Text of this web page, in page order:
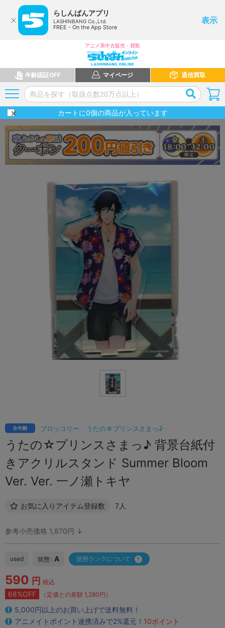
らしんばんアプリ
LASHINBANG Co.,Ltd.
FREE - On the App Store
表示
アニメ系中古販売・買取
年齢認証OFF マイページ 通信買取
カートに0個の商品が入っています
ブロッコリー うたの☆プリンスさまっ♪
全年齢
うたの☆プリンスさまっ♪ 背景台紙付
きアクリルスタンド Summer Bloom
Ver. Ver. 一ノ瀬トキヤ
お気に入りアイテム登録数 7人
参考小売価格 1,870円 ↓
used 状態 : A 状態ランクについて
590 円 税込
68%OFF （定価との差額 1,280円）
5,000円以上のお買い上げで送料無料！
アニメイトポイント連携済みで2%還元！ 10ポイント